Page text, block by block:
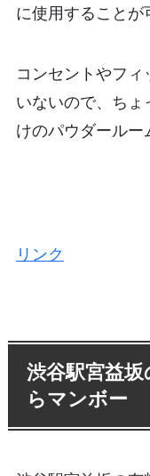
に使用することが
コンセントやフ
いないので、ちょ
けのパウダールー
リンク
渋谷駅宮益
らマンボー